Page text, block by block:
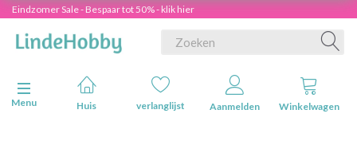
Eindzomer Sale - Bespaar tot 50% - klik hier
Navigatie in-/uitschakelen
Menu
Huis verlanglijst Aanmelden Winkelwagen